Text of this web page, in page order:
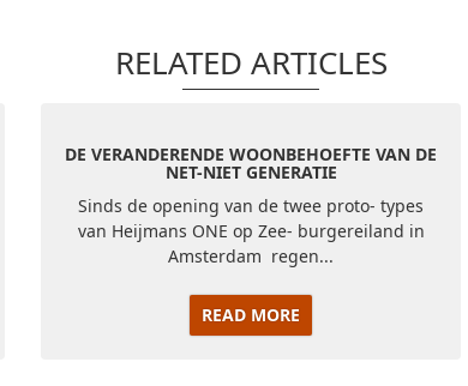
RELATED ARTICLES
DE VERANDERENDE WOONBEHOEFTE VAN DE
NET-NIET GENERATIE
Sinds de opening van de twee proto- types
van Heijmans ONE op Zee- burgereiland in
Amsterdam regen...
READ MORE